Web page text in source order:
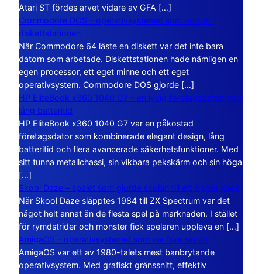
Atari ST fördes arvet vidare av GFA […]
Commodore DOS – operativsystemet som bodde i
diskettstationen
När Commodore 64 läste en diskett var det inte bara
datorn som arbetade. Diskettstationen hade nämligen en
egen processor, ett eget minne och ett eget
operativsystem. Commodore DOS gjorde […]
HP EliteBook x360 1040 G7 – en lyxig företagsdator med
lång batteritid
HP EliteBook x360 1040 G7 var en påkostad
företagsdator som kombinerade elegant design, lång
batteritid och flera avancerade säkerhetsfunktioner. Med
sitt tunna metallchassi, sin vikbara pekskärm och sin höga
[…]
Skool Daze – spelet som gjorde skolan till ett öppet kaos
När Skool Daze släpptes 1984 till ZX Spectrum var det
något helt annat än de flesta spel på marknaden. I stället
för rymdstrider och monster fick spelaren uppleva en […]
AmigaOS – operativsystemet som var före sin tid
AmigaOS var ett av 1980-talets mest banbrytande
operativsystem. Med grafiskt gränssnitt, effektiv